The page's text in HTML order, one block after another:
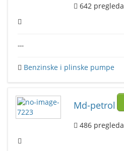
642 pregleda
---
Benzinske i plinske pumpe
Md-petrol
486 pregleda